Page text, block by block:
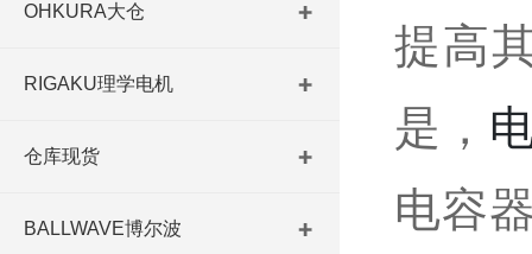
提高
是，
电容
OHKURA大仓
RIGAKU理学电机
仓库现货
BALLWAVE博尔波